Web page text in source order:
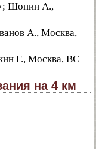
Шопин А.,
А., Москва,
Г., Москва, ВС
на 4 км